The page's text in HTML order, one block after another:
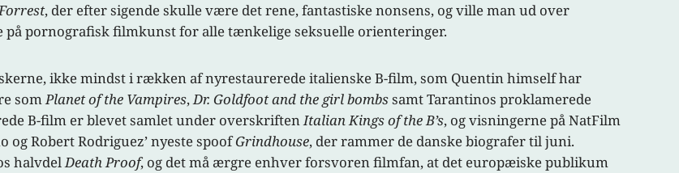
, der efter sigende skulle være det rene, fantastiske nonsens, og ville man ud over
på pornografisk filmkunst for alle tænkelige seksuelle orienteringer.
ikke mindst i rækken af nyrestaurerede italienske B-film, som Quentin himself har
somPlanet of the Vampires,Dr. Goldfoot and the girl bombssamt Tarantinos proklamerede
B-film er blevet samlet under overskriftenItalian Kings of the B’s, og visningerne på NatFilm
Robert Rodriguez’ nyeste spoofGrindhouse, der rammer de danske biografer til juni.
halvdelDeath Proof, og det må ærgre enhver forsvoren filmfan, at det europæiske publikum